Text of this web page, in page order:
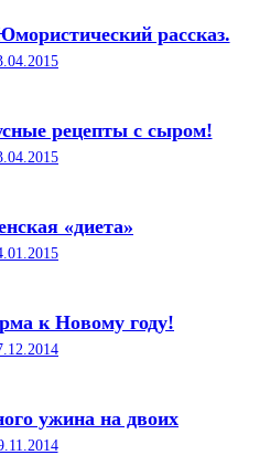
рассказ.
рецепты с сыром!
«диета»
к Новому году!
ужина на двоих